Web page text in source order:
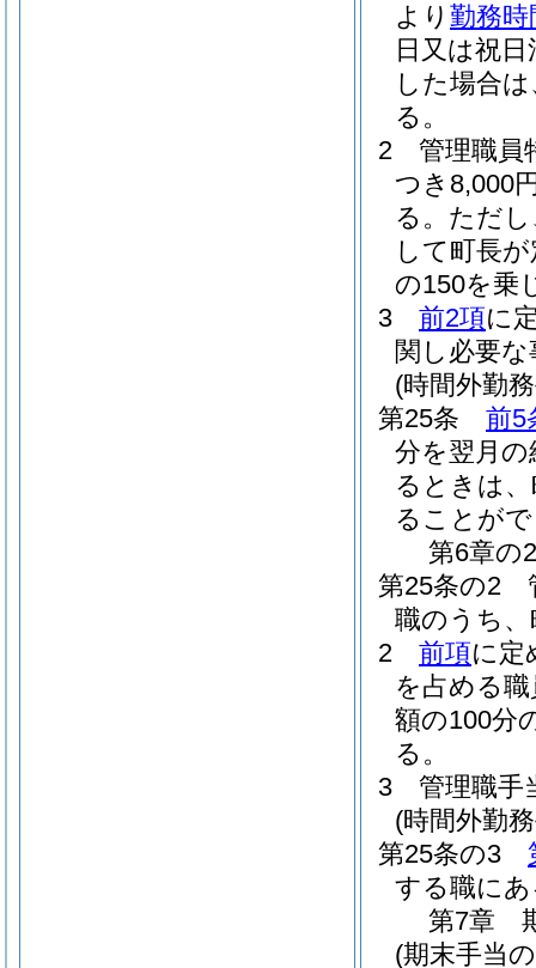
より 勤務時
日又は祝
した場合
る。
2
管理職員
つき8,000
る。 ただ
して町長
の150を乗
3
前2項に
関し必要
(時間外勤
第25条
前5
分を翌月
るときは
ることが
第6章の2
第25条の2
職のうち
2
前項に定
を占める
額の100分
る。
3
管理職手
(時間外勤
第25条の3
する職に
第7章
(期末手当